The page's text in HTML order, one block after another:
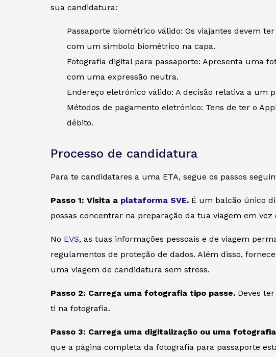
sua candidatura:
Passaporte biométrico válido: Os viajantes devem
com um símbolo biométrico na capa.
Fotografia digital para passaporte: Apresenta uma
com uma expressão neutra.
Endereço eletrónico válido: A decisão relativa a um
Métodos de pagamento eletrónico: Tens de ter o
débito.
Processo de candidatura
Para te candidatares a uma ETA, segue os passos
Passo 1: Visita a plataforma SVE. É um balcão único
possas concentrar na preparação da tua viagem em
No EVS, as tuas informações pessoais e de viagem
regulamentos de proteção de dados. Além disso,
uma viagem de candidatura sem stress.
Passo 2: Carrega uma fotografia tipo passe. Deves
ti na fotografia.
Passo 3: Carrega uma digitalização ou uma
que a página completa da fotografia para passaporte